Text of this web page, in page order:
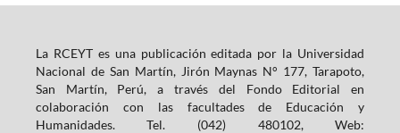
La RCEYT es una publicación editada por la Universidad
Nacional de San Martín, Jirón Maynas N° 177, Tarapoto,
San Martín, Perú, a través del Fondo Editorial en
colaboración con las facultades de Educación y
Humanidades. Tel. (042) 480102, Web: